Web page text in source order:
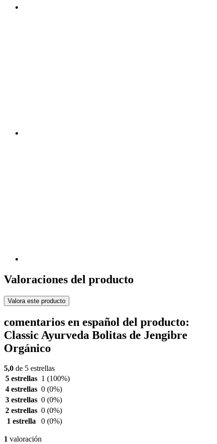
Valoraciones del producto
Valora este producto
comentarios en español del producto:
Classic Ayurveda Bolitas de Jengibre
Orgánico
5,0 de 5 estrellas
5 estrellas 1 (100%)
4 estrellas 0 (0%)
3 estrellas 0 (0%)
2 estrellas 0 (0%)
1 estrella
0 (0%)
1 valoración